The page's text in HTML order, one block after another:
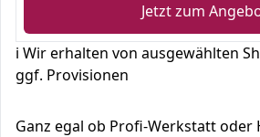
Jetzt zum
ℹ️ Wir erhalten von ausgewählten
ggf. Provisionen
Ganz egal ob Profi-Werkstatt oder